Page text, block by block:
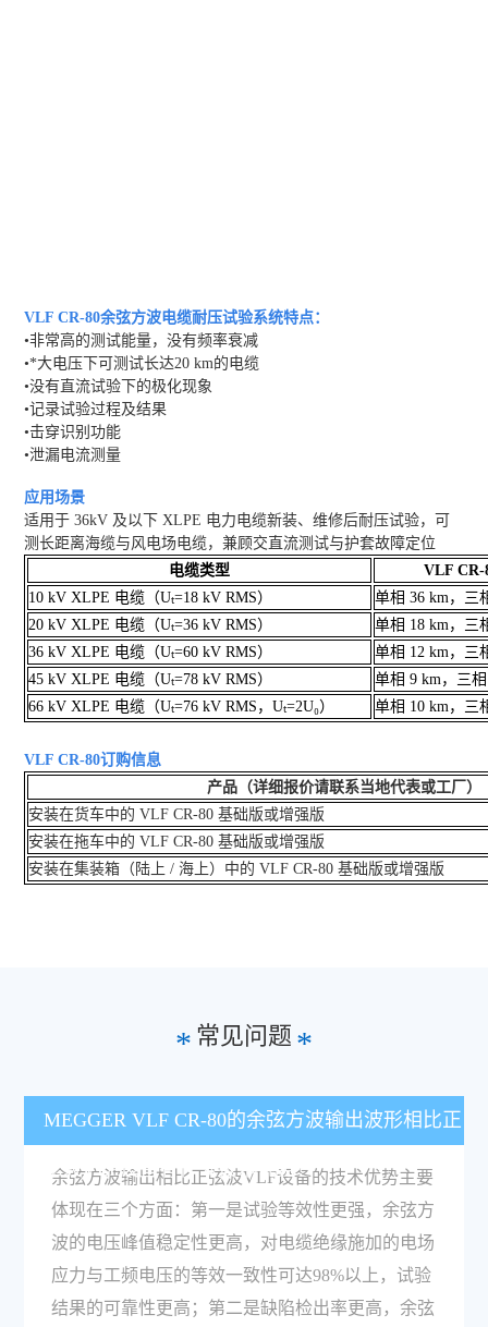
VLF CR-80余弦方波电缆耐压试验系统特点：
•非常高的测试能量，没有频率衰减
•*大电压下可测试长达20 km的电缆
•没有直流试验下的极化现象
•记录试验过程及结果
•击穿识别功能
•泄漏电流测量
应用场景
适用于 36kV 及以下 XLPE 电力电缆新装、维修后耐压试验，可
测长距离海缆与风电场电缆，兼顾交直流测试与护套故障定位
电缆类型
VLF CR-
10 kV XLPE 电缆（Uₜ=18 kV RMS）
单相 36 km，三
20 kV XLPE 电缆（Uₜ=36 kV RMS）
单相 18 km，三
36 kV XLPE 电缆（Uₜ=60 kV RMS）
单相 12 km，三
45 kV XLPE 电缆（Uₜ=78 kV RMS）
单相 9 km，三
66 kV XLPE 电缆（Uₜ=76 kV RMS，Uₜ=2U₀）
单相 10 km，三
VLF CR-80订购信息
产品（详细报价请联系当地代表或工厂）
安装在货车中的 VLF CR-80 基础版或增强版
安装在拖车中的 VLF CR-80 基础版或增强版
安装在集装箱（陆上 / 海上）中的 VLF CR-80 基础版或增强版
* 常见问题 *
MEGGER VLF CR-80的余弦方波输出波形相比正
弦波VLF设备有什么技术优势？
余弦方波输出相比正弦波VLF设备的技术优势主要
体现在三个方面：第一是试验等效性更强，余弦方
波的电压峰值稳定性更高，对电缆绝缘施加的电场
应力与工频电压的等效一致性可达98%以上，试验
结果的可靠性更高；第二是缺陷检出率更高，余弦